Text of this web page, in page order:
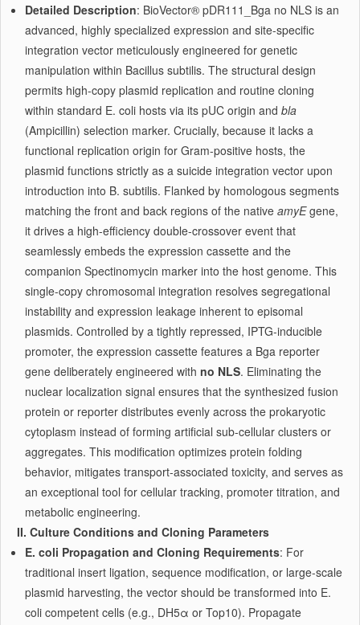
Detailed Description: BioVector® pDR111_Bga no NLS is an
advanced, highly specialized expression and site-specific
integration vector meticulously engineered for genetic
manipulation within Bacillus subtilis. The structural design
permits high-copy plasmid replication and routine cloning
within standard E. coli hosts via its pUC origin and bla
(Ampicillin) selection marker. Crucially, because it lacks a
functional replication origin for Gram-positive hosts, the
plasmid functions strictly as a suicide integration vector upon
introduction into B. subtilis. Flanked by homologous segments
matching the front and back regions of the native amyEgene,
it drives a high-efficiency double-crossover event that
seamlessly embeds the expression cassette and the
companion Spectinomycin marker into the host genome. This
single-copy chromosomal integration resolves segregational
instability and expression leakage inherent to episomal
plasmids. Controlled by a tightly repressed, IPTG-inducible
promoter, the expression cassette features a Bga reporter
gene deliberately engineered with no NLS. Eliminating the
nuclear localization signal ensures that the synthesized fusion
protein or reporter distributes evenly across the prokaryotic
cytoplasm instead of forming artificial sub-cellular clusters or
aggregates. This modification optimizes protein folding
behavior, mitigates transport-associated toxicity, and serves as
an exceptional tool for cellular tracking, promoter titration, and
metabolic engineering.
II. Culture Conditions and Cloning Parameters
E. coli Propagation and Cloning Requirements: For
traditional insert ligation, sequence modification, or large-scale
plasmid harvesting, the vector should be transformed into E.
coli competent cells (e.g., DH5α or Top10). Propagate